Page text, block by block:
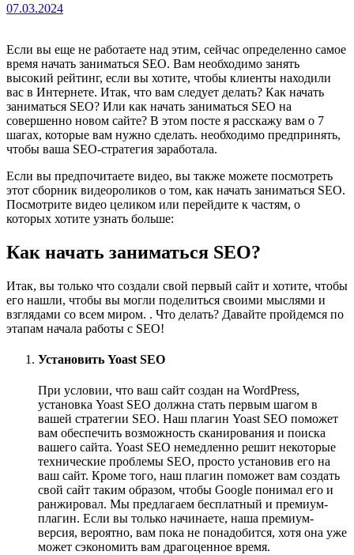
07.03.2024
Если вы еще не работаете над этим, сейчас определенно самое
время начать заниматься SEO. Вам необходимо занять
высокий рейтинг, если вы хотите, чтобы клиенты находили
вас в Интернете. Итак, что вам следует делать? Как начать
заниматься SEO? Или как начать заниматься SEO на
совершенно новом сайте? В этом посте я расскажу вам о 7
шагах, которые вам нужно сделать. необходимо предпринять,
чтобы ваша SEO-стратегия заработала.
Если вы предпочитаете видео, вы также можете посмотреть
этот сборник видеороликов о том, как начать заниматься SEO.
Посмотрите видео целиком или перейдите к частям, о
которых хотите узнать больше:
Как начать заниматься SEO?
Итак, вы только что создали свой первый сайт и хотите, чтобы
его нашли, чтобы вы могли поделиться своими мыслями и
взглядами со всем миром. . Что делать? Давайте пройдемся по
этапам начала работы с SEO!
Установить Yoast SEO
При условии, что ваш сайт создан на WordPress,
установка Yoast SEO должна стать первым шагом в
вашей стратегии SEO. Наш плагин Yoast SEO поможет
вам обеспечить возможность сканирования и поиска
вашего сайта. Yoast SEO немедленно решит некоторые
технические проблемы SEO, просто установив его на
ваш сайт. Кроме того, наш плагин поможет вам создать
свой сайт таким образом, чтобы Google понимал его и
ранжировал. Мы предлагаем бесплатный и премиум-
плагин. Если вы только начинаете, наша премиум-
версия, вероятно, вам пока не понадобится, хотя она уже
может сэкономить вам драгоценное время.